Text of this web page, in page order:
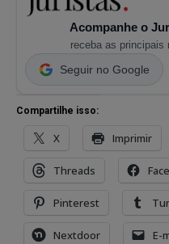
Acompanhe o
receba as principais
Seguir no Google
Compartilhe isso:
X Imprimir
Threads
Pinterest
Nextdoor E-